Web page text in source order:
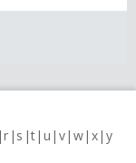
r s t u v w x y